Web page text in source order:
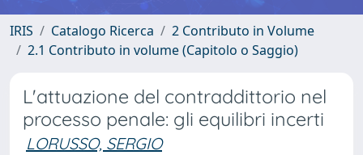
IRIS Catalogo Ricerca
2 Contributo in Volume
2.1 Contributo in volume (Capitolo o Saggio)
L'attuazione del contraddittorio nel
processo penale: gli equilibri incerti
LORUSSO, SERGIO